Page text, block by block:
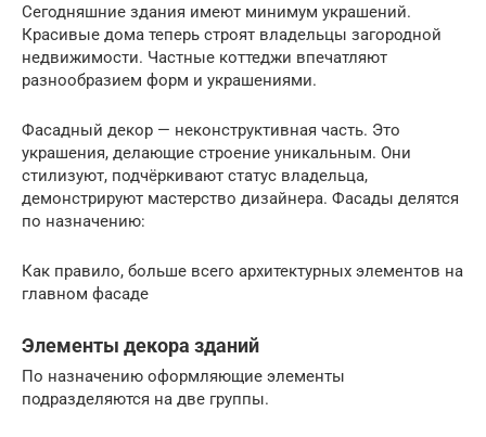
Сегодняшние здания имеют минимум украшений.
Красивые дома теперь строят владельцы загородной
недвижимости. Частные коттеджи впечатляют
разнообразием форм и украшениями.
Фасадный декор — неконструктивная часть. Это
украшения, делающие строение уникальным. Они
стилизуют, подчёркивают статус владельца,
демонстрируют мастерство дизайнера. Фасады делятся
по назначению:
Как правило, больше всего архитектурных элементов на
главном фасаде
Элементы декора зданий
По назначению оформляющие элементы
подразделяются на две группы.